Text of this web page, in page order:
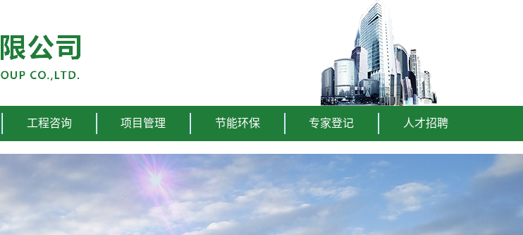
工程咨询 项目管理 节能环保 专家登记 人才招聘